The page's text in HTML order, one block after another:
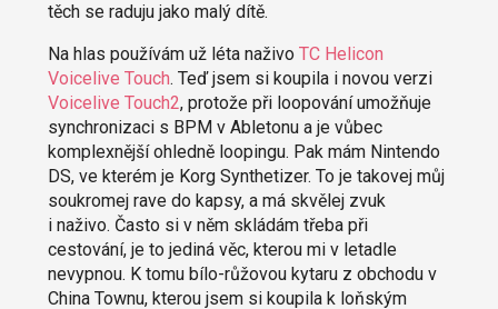
těch se raduju jako malý dítě.
Na hlas používám už léta naživo TC Helicon
Voicelive Touch. Teď jsem si koupila i novou verzi
Voicelive Touch2, protože při loopování umožňuje
synchronizaci s BPM v Abletonu a je vůbec
komplexnější ohledně loopingu. Pak mám Nintendo
DS, ve kterém je Korg Synthetizer. To je takovej můj
soukromej rave do kapsy, a má skvělej zvuk
i naživo. Často si v něm skládám třeba při
cestování, je to jediná věc, kterou mi v letadle
nevypnou. K tomu bílo-růžovou kytaru z obchodu v
China Townu, kterou jsem si koupila k loňským